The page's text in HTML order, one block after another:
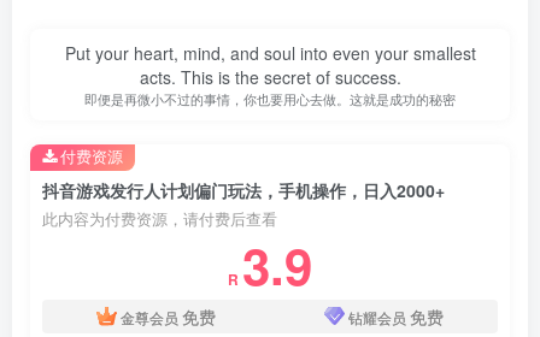
Put your heart, mind, and soul into even your smallest
acts. This is the secret of success.
即便是再微小不过的事情，你也要用心去做。这就是成功的秘密
抖音游戏发行人计划偏门玩法，手机操作，日入2000+
此内容为付费资源，请付费后查看
R 3.9
金尊会员 免费 钻耀会员 免费
付费资源